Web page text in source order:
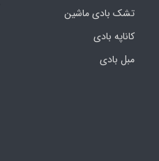
تشک بادی ماشین
کاناپه بادی
مبل بادی